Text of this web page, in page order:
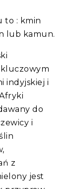
to : kmin
lub kamun.
indyjskiej i
do
i
z
jest